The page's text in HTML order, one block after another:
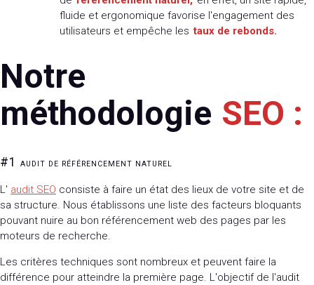
fluide et ergonomique favorise l'engagement des
utilisateurs et empêche les taux de rebonds.
Notre
méthodologie SEO :
#1 AUDIT DE RÉFÉRENCEMENT NATUREL
L' audit SEO consiste à faire un état des lieux de votre site et de
sa structure. Nous établissons une liste des facteurs bloquants
pouvant nuire au bon référencement web des pages par les
moteurs de recherche.
Les critères techniques sont nombreux et peuvent faire la
différence pour atteindre la première page. L'objectif de l'audit